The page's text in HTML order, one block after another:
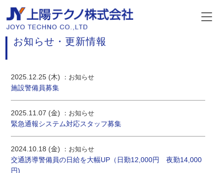
INFORMATION
お知らせ・更新情報
2025.12.25 (木) お知らせ
施設警備員募集
2025.11.07 (金) お知らせ
緊急通報システム対応スタッフ募集
2024.10.18 (金) お知らせ
交通誘導警備員の日給を大幅UP（日勤12,000円 夜勤14,000
円)